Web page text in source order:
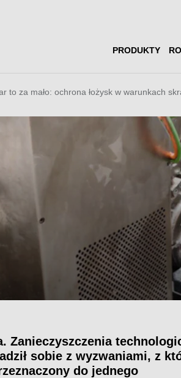
PRODUKTY
to za mało: ochrona łożysk w warunkach
Zanieczyszczenia
sobie z wyzwaniami, z
do jednego